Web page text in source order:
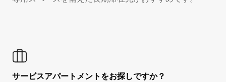
サービスアパートメントをお探しですか？